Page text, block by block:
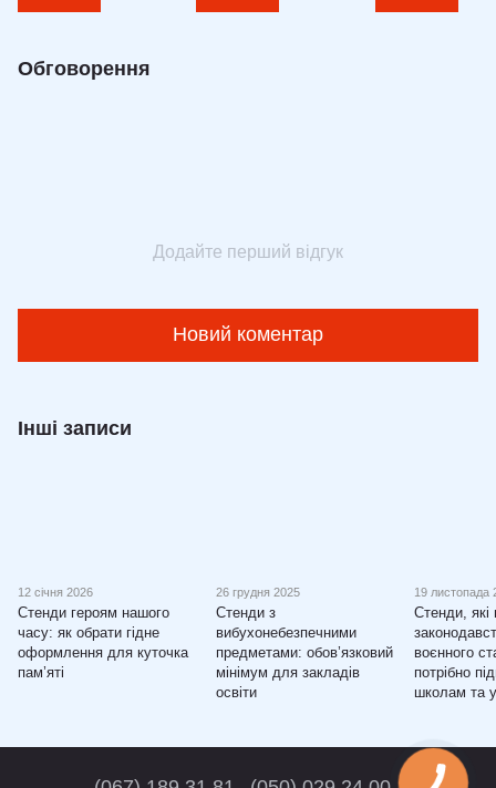
Обговорення
Додайте перший відгук
Новий коментар
Інші записи
12 січня 2026
Стенди героям нашого
часу: як обрати гідне
оформлення для куточка
пам’яті
26 грудня 2025
Стенди з
вибухонебезпечними
предметами: обов’язковий
мінімум для закладів
освіти
19 листопада
Стенди, які
воєнного
потрібно
школам та